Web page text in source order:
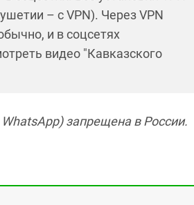
– с VPN). Через VPN
и в соцсетях
видео "Кавказского
запрещена в России.